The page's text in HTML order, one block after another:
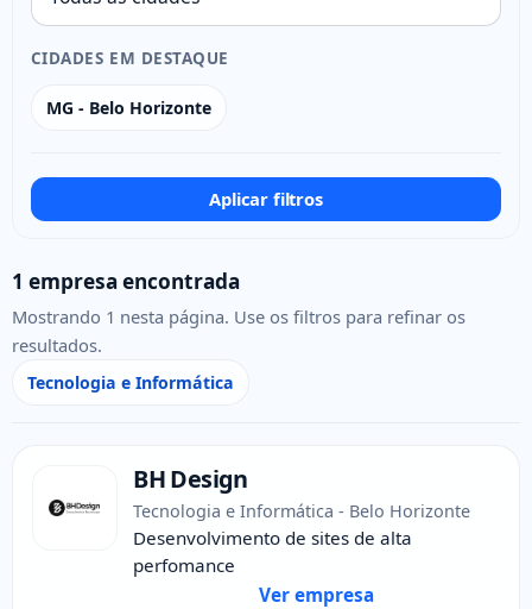
CIDADES EM DESTAQUE
MG - Belo Horizonte
Aplicar filtros
1 empresa encontrada
Mostrando 1 nesta página. Use os filtros para refinar os
resultados.
Tecnologia e Informática
BH Design
Tecnologia e Informática - Belo Horizonte
Desenvolvimento de sites de alta
perfomance
Ver empresa